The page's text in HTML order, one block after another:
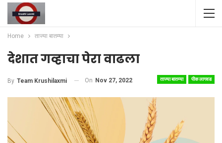
Home ताज्या बातम्या
देशात गव्हाचा पेरा वाढला
ताज्या बातम्या पीक लागवड
By Team Krushilaxmi On Nov 27, 2022